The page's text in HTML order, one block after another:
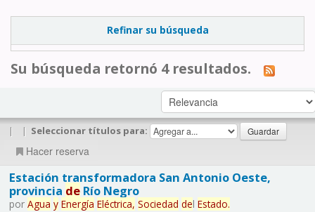
Refinar su búsqueda
Su búsqueda retornó 4 resultados.
| | Seleccionar títulos para:
Hacer reserva
Estación transformadora San Antonio Oeste,
provincia deRío Negro
por Agua y Energía Eléctrica, Sociedad del Estado.